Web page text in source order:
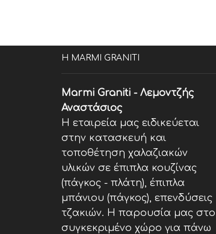
Η MARMI GRANITI
Marmi Graniti - Λεμοντζής
Αναστάσιος
Η εταιρεία μας ειδικεύεται
στην κατασκευή και
τοποθέτηση χαλαζιακών
υλικών σε έπιπλα κουζίνας
(πάγκος - πλάτη), έπιπλα
μπάνιου (πάγκος), επενδύσεις
τζακιών. Η παρουσία μας στο
συγκεκριμένο χώρο για πάνω